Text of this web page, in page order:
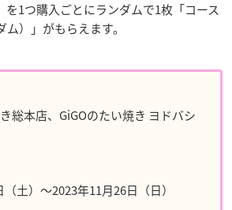
を1つ購入ごとにランダムで1枚「コース
）」がもらえます。
総本店、GiGOのたい焼き ヨドバシ
土）～2023年11月26日（日）